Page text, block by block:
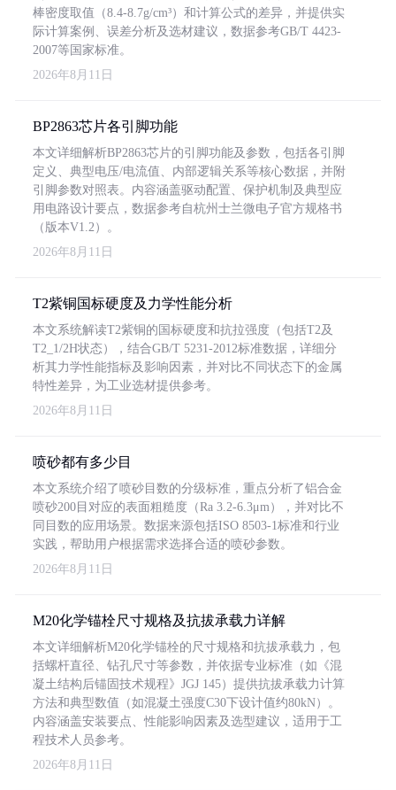
棒密度取值（8.4-8.7g/cm³）和计算公式的差异，并提供实
际计算案例、误差分析及选材建议，数据参考GB/T 4423-
2007等国家标准。
2026年8月11日
BP2863芯片各引脚功能
本文详细解析BP2863芯片的引脚功能及参数，包括各引脚
定义、典型电压/电流值、内部逻辑关系等核心数据，并附
引脚参数对照表。内容涵盖驱动配置、保护机制及典型应
用电路设计要点，数据参考自杭州士兰微电子官方规格书
（版本V1.2）。
2026年8月11日
T2紫铜国标硬度及力学性能分析
本文系统解读T2紫铜的国标硬度和抗拉强度（包括T2及
T2_1/2H状态），结合GB/T 5231-2012标准数据，详细分
析其力学性能指标及影响因素，并对比不同状态下的金属
特性差异，为工业选材提供参考。
2026年8月11日
喷砂都有多少目
本文系统介绍了喷砂目数的分级标准，重点分析了铝合金
喷砂200目对应的表面粗糙度（Ra 3.2-6.3μm），并对比不
同目数的应用场景。数据来源包括ISO 8503-1标准和行业
实践，帮助用户根据需求选择合适的喷砂参数。
2026年8月11日
M20化学锚栓尺寸规格及抗拔承载力详解
本文详细解析M20化学锚栓的尺寸规格和抗拔承载力，包
括螺杆直径、钻孔尺寸等参数，并依据专业标准（如《混
凝土结构后锚固技术规程》JGJ 145）提供抗拔承载力计算
方法和典型数值（如混凝土强度C30下设计值约80kN）。
内容涵盖安装要点、性能影响因素及选型建议，适用于工
程技术人员参考。
2026年8月11日